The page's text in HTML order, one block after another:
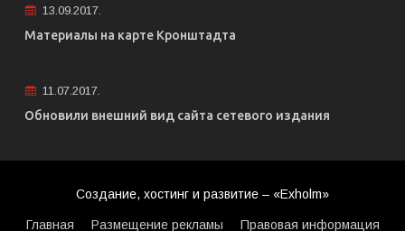
13.09.2017.
Материалы на карте Кронштадта
11.07.2017.
Обновили внешний вид сайта сетевого издания
Создание, хостинг и развитие – «Exholm»
Главная Размещение рекламы Правовая информация